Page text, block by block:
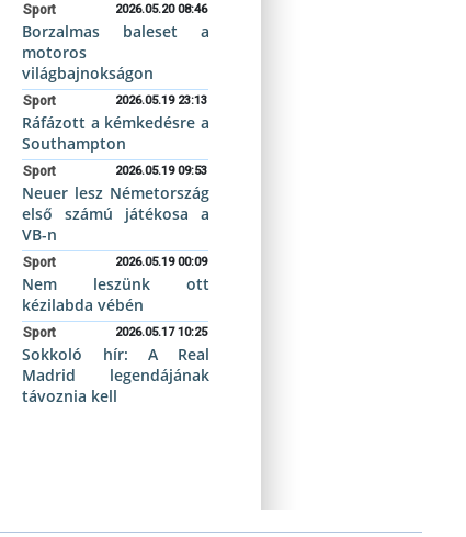
Sport 2026.05.20 08:46
Borzalmas baleset a
motoros
világbajnokságon
Sport 2026.05.19 23:13
Ráfázott a kémkedésre a
Southampton
Sport 2026.05.19 09:53
Neuer lesz Németország
első számú játékosa a
VB-n
Sport 2026.05.19 00:09
Nem leszünk ott
kézilabda vébén
Sport 2026.05.17 10:25
Sokkoló hír: A Real
Madrid legendájának
távoznia kell